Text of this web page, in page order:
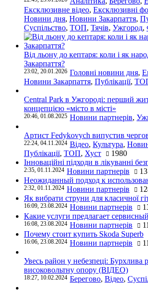
Ексклюзивне відео, Ексклюзивні
Новини дня, Новини Закарпаття,
Суспільство, ТОП, Тячів, Ужгород,
Від льону до кептаря: коли і як
Закарпаття?
23:02, 20.01.2026 Головні новини дня,
Новини Закарпаття, Публікації,
Central Park в Ужгороді: перший
концепцією «місто в місті»
20:46, 01.08.2025 Новини партнерів,
Артист Fedykovych випустив
22:24, 04.11.2024 Відео, Культура,
Публікації, ТОП, Хуст
1980
Інноваційні підходи в лікуванні
2:35, 01.11.2024 Новини партнерів
Неожиданный подход к
2:32, 01.11.2024 Новини партнерів
Як вибрати струни для класичної
16:09, 23.08.2024 Новини партнерів
Какие услуги предлагает
16:08, 23.08.2024 Новини партнерів
Почему стоит купить Skoda Superb
16:06, 23.08.2024 Новини партнерів
Увесь район у небезпеці: Бурхлива
високовольтну опору (ВІДЕО)
18:27, 10.02.2024 Берегово, Відео,